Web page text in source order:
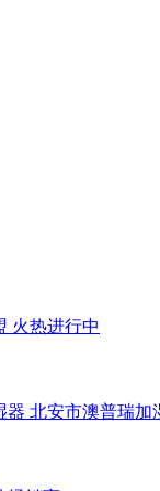
火热进行中
北安市澳普瑞加